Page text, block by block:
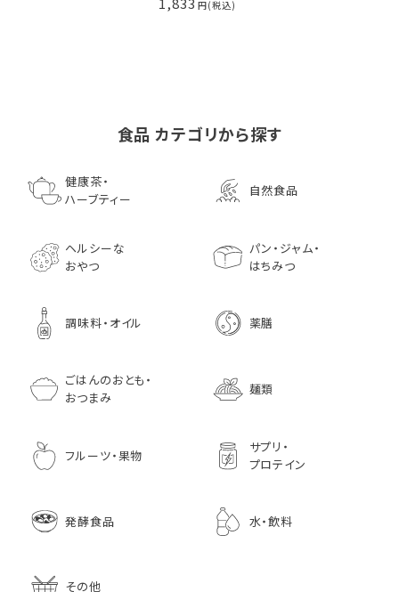
ールド）140ｇ 調味料 粒
マスタード
鰹節 食べる削り節
70g× 10袋セット おつま
75g（50袋）
1,296
食品 カテゴリから探す
健康茶・
ハーブティー
自然食品
ヘルシーな
おやつ
パン・ジャム・
はちみつ
調味料・オイル 薬膳
ごはんのおとも・
おつまみ
麺類
フルーツ・果物
サプリ・
プロテイン
発酵食品 水・飲料
その他